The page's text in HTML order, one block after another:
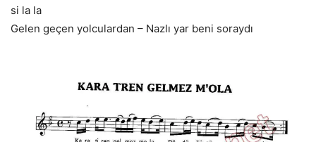
si la la
Gelen geçen yolculardan – Nazlı yar beni soraydı